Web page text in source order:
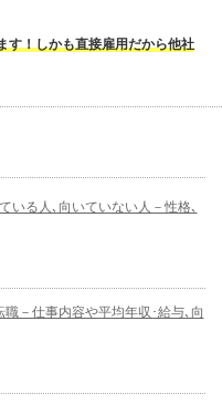
す！しかも直接雇用だから他社
いる人､向いていない人－性格､
－仕事内容や平均年収･給与､向